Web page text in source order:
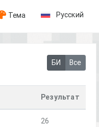
Тема Русский
БИ Все
Результат
26